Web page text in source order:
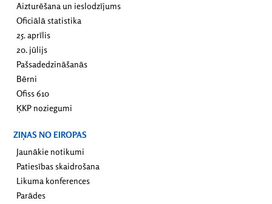
Aizturēšana un ieslodzījums
Oficiālā statistika
25. aprīlis
20. jūlijs
Pašsadedzināšanās
Bērni
Ofiss 610
ĶKP noziegumi
ZIŅAS NO EIROPAS
Jaunākie notikumi
Patiesības skaidrošana
Likuma konferences
Parādes